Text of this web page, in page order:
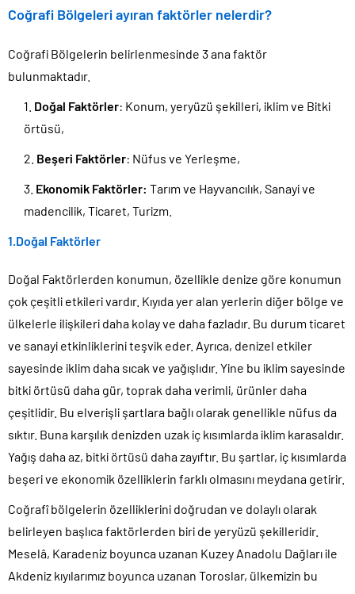
Coğrafi Bölgeleri ayıran faktörler nelerdir?
Coğrafi Bölgelerin belirlenmesinde 3 ana faktör
bulunmaktadır.
Doğal Faktörler: Konum, yeryüzü şekilleri, iklim ve Bitki
örtüsü,
Beşeri Faktörler: Nüfus ve Yerleşme,
Ekonomik Faktörler: Tarım ve Hayvancılık, Sanayi ve
madencilik, Ticaret, Turizm.
1.Doğal Faktörler
Doğal Faktörlerden konumun, özellikle denize göre konumun
çok çeşitli etkileri vardır. Kıyıda yer alan yerlerin diğer bölge ve
ülkelerle ilişkileri daha kolay ve daha fazladır. Bu durum ticaret
ve sanayi etkinliklerini teşvik eder. Ayrıca, denizel etkiler
sayesinde iklim daha sıcak ve yağışlıdır. Yine bu iklim sayesinde
bitki örtüsü daha gür, toprak daha verimli, ürünler daha
çeşitlidir. Bu elverişli şartlara bağlı olarak genellikle nüfus da
sıktır. Buna karşılık denizden uzak iç kısımlarda iklim karasaldır.
Yağış daha az, bitki örtüsü daha zayıftır. Bu şartlar, iç kısımlarda
beşeri ve ekonomik özelliklerin farklı olmasını meydana getirir.
Coğrafî bölgelerin özelliklerini doğrudan ve dolaylı olarak
belirleyen başlıca faktörlerden biri de yeryüzü şekilleridir.
Meselâ, Karadeniz boyunca uzanan Kuzey Anadolu Dağları ile
Akdeniz kıyılarımız boyunca uzanan Toroslar, ülkemizin bu